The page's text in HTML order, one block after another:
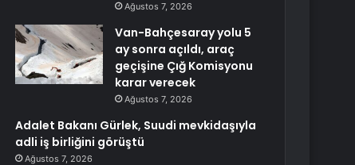
Ağustos 7, 2026
Van-Bahçesaray yolu 5
ay sonra açıldı, araç
geçişine Çığ Komisyonu
karar verecek
Ağustos 7, 2026
Adalet Bakanı Gürlek, Suudi mevkidaşıyla
adli iş birliğini görüştü
Ağustos 7, 2026